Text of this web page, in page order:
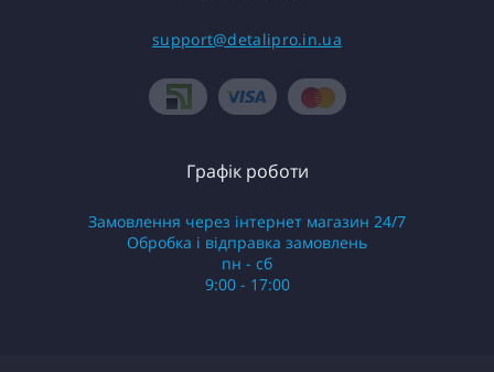
support@detalipro.in.ua
Графік роботи
Замовлення через інтернет магазин 24/7
Обробка і відправка замовлень
пн - сб
9:00 - 17:00